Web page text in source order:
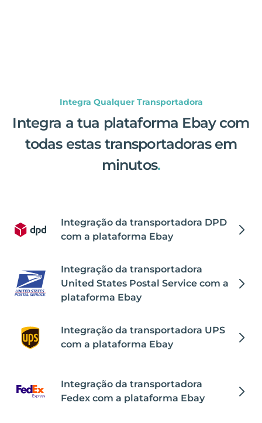
Integra Qualquer Transportadora
Integra a tua plataforma Ebay com
todas estas transportadoras em
minutos.
Integração da transportadora DPD
com a plataforma Ebay
Integração da transportadora
United States Postal Service com a
plataforma Ebay
Integração da transportadora UPS
com a plataforma Ebay
Integração da transportadora
Fedex com a plataforma Ebay